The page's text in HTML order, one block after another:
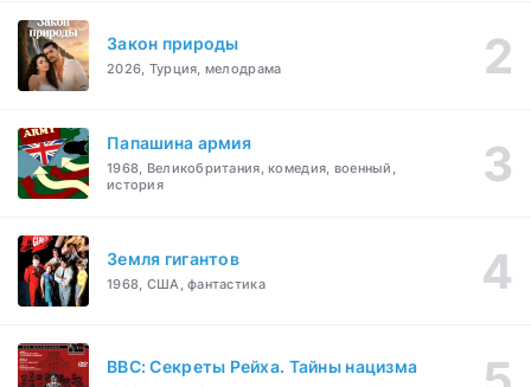
Закон природы
2026, Турция, мелодрама
Папашина армия
1968, Великобритания, комедия, военный,
история
Земля гигантов
1968, США, фантастика
BBC: Секреты Рейха. Тайны нацизма